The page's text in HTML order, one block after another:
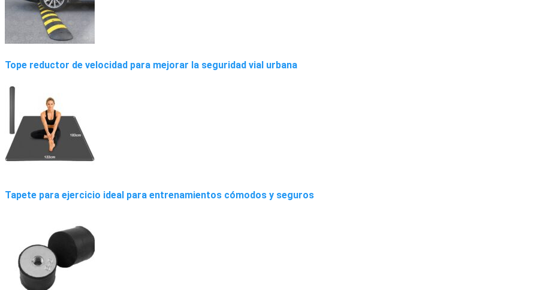
Tope reductor de velocidad para mejorar la seguridad vial urbana
Tapete para ejercicio ideal para entrenamientos cómodos y seguros